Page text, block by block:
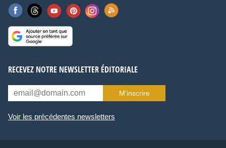
RECEVEZ NOTRE NEWSLETTER ÉDITORIALE
M’inscrire
Voir les précédentes newsletters